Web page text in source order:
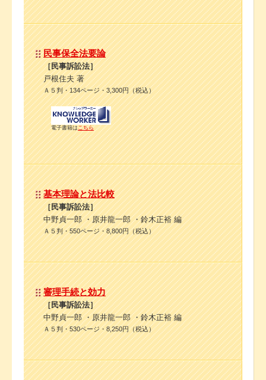
民事保全法要論
［民事訴訟法］
戸根住夫 著
Ａ５判・134ページ・3,300円（税込）
電子書籍は こちら
基本理論と法比較
［民事訴訟法］
中野貞一郎 ・原井龍一郎 ・鈴木正裕 編
Ａ５判・550ページ・8,800円（税込）
審理手続と効力
［民事訴訟法］
中野貞一郎 ・原井龍一郎 ・鈴木正裕 編
Ａ５判・530ページ・8,250円（税込）